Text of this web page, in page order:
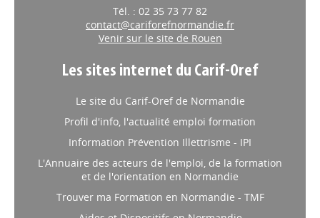
Tél. : 02 35 73 77 82
contact@cariforefnormandie.fr
Venir sur le site de Rouen
Les sites internet du Carif-Oref
Le site du Carif-Oref de Normandie
Profil d'info, l'actualité emploi formation
Information Prévention Illettrisme - IPI
L'Annuaire des acteurs de l'emploi, de la formation
et de l'orientation en Normandie
Trouver ma Formation en Normandie - TMF